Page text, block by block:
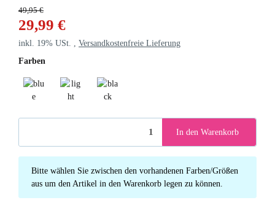
49,95 €
29,99 €
inkl. 19% USt. , Versandkostenfreie Lieferung
Farben
In den Warenkorb
x
Bitte wählen Sie zwischen den vorhandenen Farben/Größen
aus um den Artikel in den Warenkorb legen zu können.